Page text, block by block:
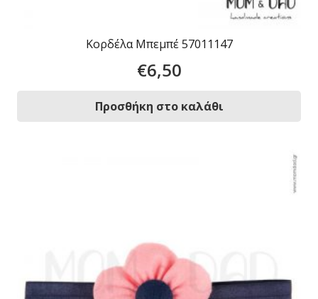
Κορδέλα Μπεμπέ 57011147
€6,50
Προσθήκη στο καλάθι